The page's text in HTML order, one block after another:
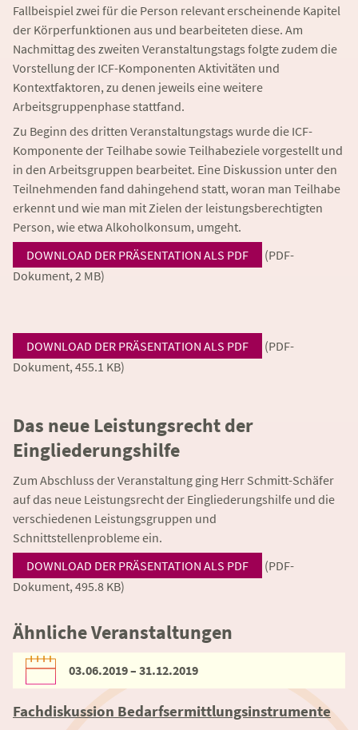
Fallbeispiel zwei für die Person relevant erscheinende Kapitel
der Körperfunktionen aus und bearbeiteten diese. Am
Nachmittag des zweiten Veranstaltungstags folgte zudem die
Vorstellung der ICF-Komponenten Aktivitäten und
Kontextfaktoren, zu denen jeweils eine weitere
Arbeitsgruppenphase stattfand.
Zu Beginn des dritten Veranstaltungstags wurde die ICF-
Komponente der Teilhabe sowie Teilhabeziele vorgestellt und
in den Arbeitsgruppen bearbeitet. Eine Diskussion unter den
Teilnehmenden fand dahingehend statt, woran man Teilhabe
erkennt und wie man mit Zielen der leistungsberechtigten
Person, wie etwa Alkoholkonsum, umgeht.
DOWNLOAD DER PRÄSENTATION ALS PDF
(PDF-
Dokument, 2 MB)
DOWNLOAD DER PRÄSENTATION ALS PDF
(PDF-
Dokument, 455.1 KB)
Das neue Leistungsrecht der
Eingliederungshilfe
Zum Abschluss der Veranstaltung ging Herr Schmitt-Schäfer
auf das neue Leistungsrecht der Eingliederungshilfe und die
verschiedenen Leistungsgruppen und
Schnittstellenprobleme ein.
DOWNLOAD DER PRÄSENTATION ALS PDF
(PDF-
Dokument, 495.8 KB)
Ähnliche Veranstaltungen
03.06.2019 – 31.12.2019
Fachdiskussion Bedarfsermittlungsinstrumente